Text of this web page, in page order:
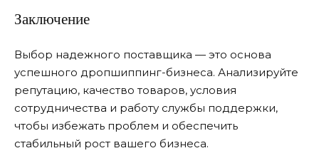
Заключение
Выбор надежного поставщика — это основа
успешного дропшиппинг-бизнеса. Анализируйте
репутацию, качество товаров, условия
сотрудничества и работу службы поддержки,
чтобы избежать проблем и обеспечить
стабильный рост вашего бизнеса.